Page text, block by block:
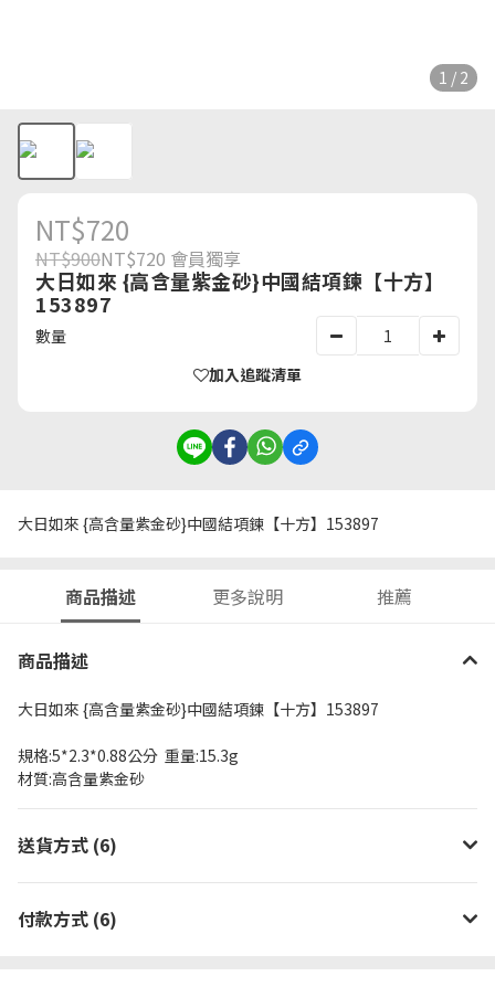
1 / 2
NT$720
NT$900NT$720 會員獨享
大日如來 {高含量紫金砂}中國結項鍊【十方】
153897
數量
加入追蹤清單
大日如來 {高含量紫金砂}中國結項鍊【十方】153897
商品描述 更多說明 推薦
商品描述
大日如來 {高含量紫金砂}中國結項鍊【十方】153897
規格:5*2.3*0.88公分 重量:15.3g
材質:高含量紫金砂
送貨方式 (6)
付款方式 (6)